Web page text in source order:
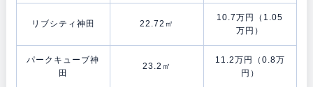
リブシティ神田 22.72㎡
10.7万円（1.05
万円）
パークキューブ神
田
23.2㎡
11.2万円（0.8万
円）